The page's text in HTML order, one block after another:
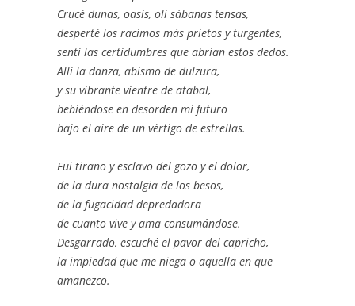
Crucé dunas, oasis, olí sábanas tensas,
desperté los racimos más prietos y turgentes,
sentí las certidumbres que abrían estos dedos.
Allí la danza, abismo de dulzura,
y su vibrante vientre de atabal,
bebiéndose en desorden mi futuro
bajo el aire de un vértigo de estrellas.
Fui tirano y esclavo del gozo y el dolor,
de la dura nostalgia de los besos,
de la fugacidad depredadora
de cuanto vive y ama consumándose.
Desgarrado, escuché el pavor del capricho,
la impiedad que me niega o aquella en que
amanezco.